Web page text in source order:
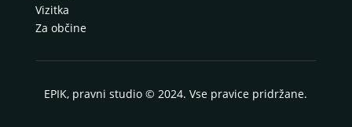
Vizitka
Za občine
EPIK, pravni studio © 2024. Vse pravice pridržane.